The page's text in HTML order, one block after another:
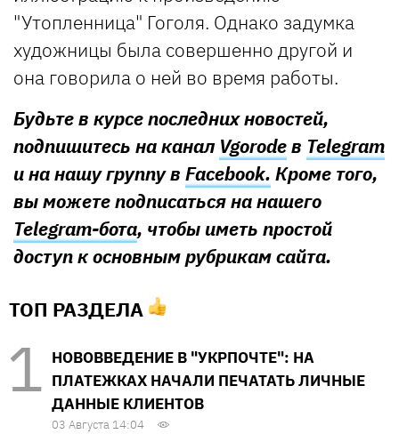
"Утопленница" Гоголя. Однако задумка
художницы была совершенно другой и
она говорила о ней во время работы.
Будьте в курсе последних новостей,
подпишитесь на канал Vgorodeв Telegram
и на нашу группу в Facebook. Кроме того,
вы можете подписаться на нашего
Telegram-бота, чтобы иметь простой
доступ к основным рубрикам сайта.
ТОП РАЗДЕЛА
НОВОВВЕДЕНИЕ В "УКРПОЧТЕ": НА
ПЛАТЕЖКАХ НАЧАЛИ ПЕЧАТАТЬ ЛИЧНЫЕ
ДАННЫЕ КЛИЕНТОВ
03 Августа 14:04